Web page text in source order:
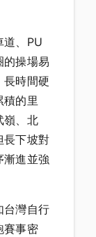
道、PU
的操場易
長時間硬
積的里
嶺、北
長下坡對
漸進並強
台灣自行
賽事密